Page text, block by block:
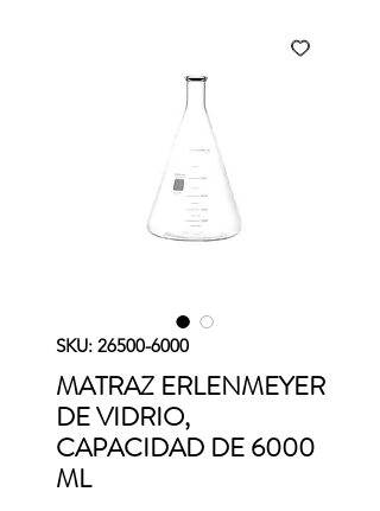
SKU: 26500-6000
MATRAZ ERLENMEYER
DE VIDRIO,
CAPACIDAD DE 6000
ML